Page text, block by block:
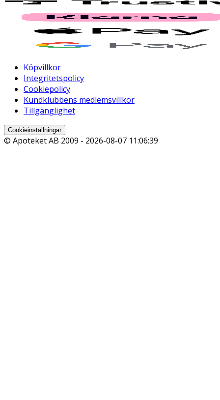
Köpvillkor
Integritetspolicy
Cookiepolicy
Kundklubbens medlemsvillkor
Tillgänglighet
Cookieinställningar
© Apoteket AB 2009 - 2026-08-07 11:06:39